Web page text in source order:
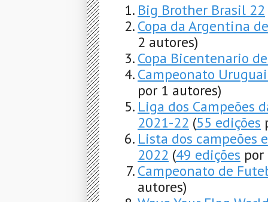
Big Brother Brasil 22
Copa da Argentina
2 autores)
Copa Bicentenario
Campeonato
por 1 autores)
Liga dos Campeões
2021-22 (55 edições
Lista dos campeões
2022 (49 edições
Campeonato de
autores)